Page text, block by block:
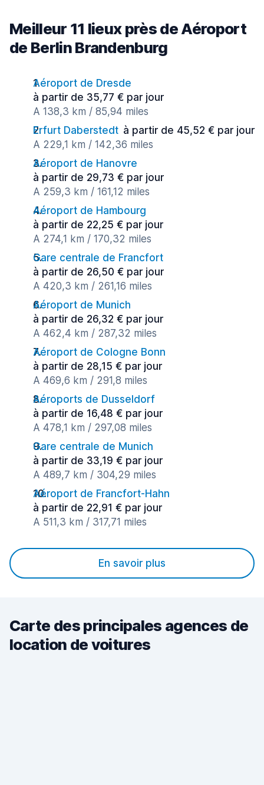
Meilleur 11 lieux près de Aéroport
de Berlin Brandenburg
Aéroport de Dresde
à partir de 35,77 € par jour
A 138,3 km / 85,94 miles
Erfurt Daberstedt à partir de 45,52 € par jour
A 229,1 km / 142,36 miles
Aéroport de Hanovre
à partir de 29,73 € par jour
A 259,3 km / 161,12 miles
Aéroport de Hambourg
à partir de 22,25 € par jour
A 274,1 km / 170,32 miles
Gare centrale de Francfort
à partir de 26,50 € par jour
A 420,3 km / 261,16 miles
Aéroport de Munich
à partir de 26,32 € par jour
A 462,4 km / 287,32 miles
Aéroport de Cologne Bonn
à partir de 28,15 € par jour
A 469,6 km / 291,8 miles
Aéroports de Dusseldorf
à partir de 16,48 € par jour
A 478,1 km / 297,08 miles
Gare centrale de Munich
à partir de 33,19 € par jour
A 489,7 km / 304,29 miles
Aéroport de Francfort-Hahn
à partir de 22,91 € par jour
A 511,3 km / 317,71 miles
En savoir plus
Carte des principales agences de
location de voitures